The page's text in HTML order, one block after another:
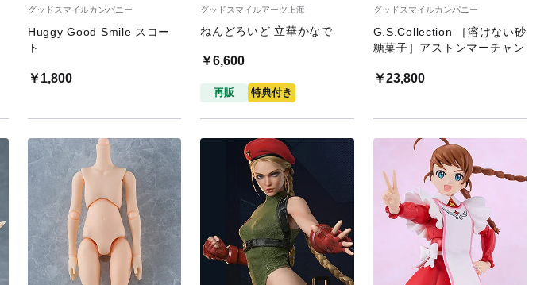
グッドスマイルカンパニー
Huggy Good Smile スコー
ト
￥1,800
グッドスマイルアーツ上海
ねんどろいど 立華かなで
￥6,600
再販 特典付き
グッドスマイルカンパニー
G.S.Collection ［溶けない砂
糖菓子］アストンマーチャン
￥23,800